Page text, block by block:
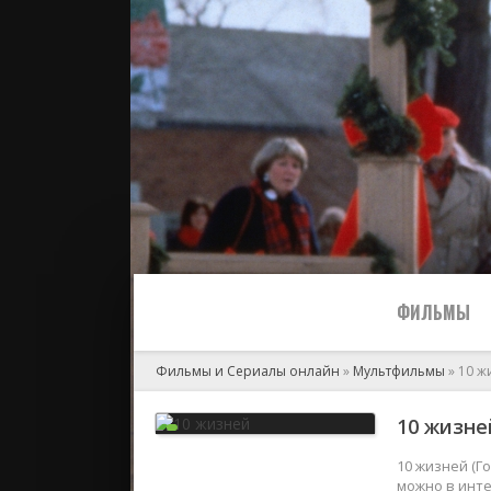
ФИЛЬМЫ
2024
Фильмы и Сериалы онлайн » Мультфильмы » 10
10
10 жизней
можно в